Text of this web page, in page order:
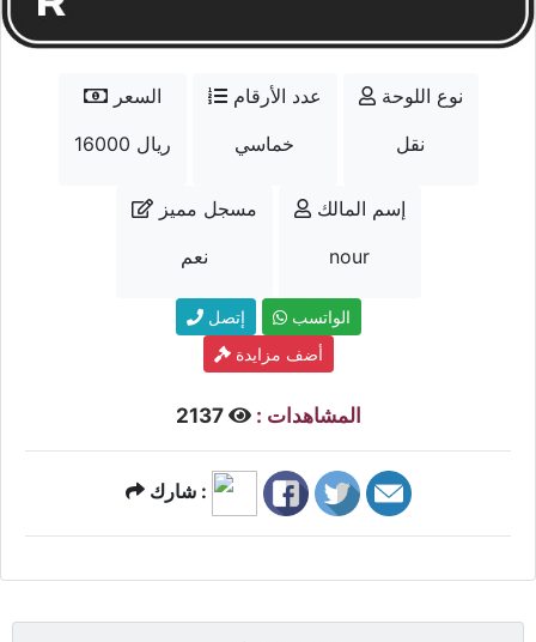
السعر
16000 ريال
عدد الأرقام
خماسي
نوع اللوحة
نقل
مسجل مميز
نعم
إسم المالك
nour
إتصل
الواتسب
أضف مزايدة
المشاهدات : 2137
شارك :